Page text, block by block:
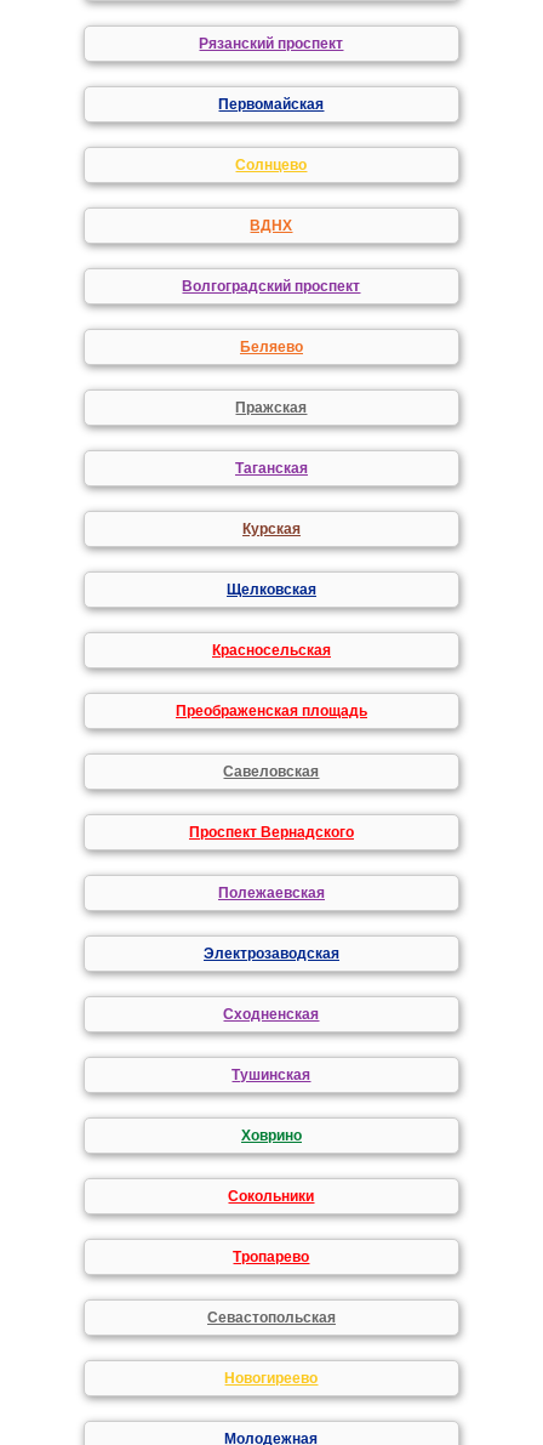
Рязанский проспект
Первомайская
Солнцево
ВДНХ
Волгоградский проспект
Беляево
Пражская
Таганская
Курская
Щелковская
Красносельская
Преображенская площадь
Савеловская
Проспект Вернадского
Полежаевская
Электрозаводская
Сходненская
Тушинская
Ховрино
Сокольники
Тропарево
Севастопольская
Новогиреево
Молодежная